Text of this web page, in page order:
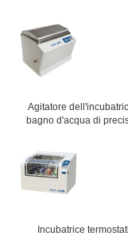
Agitatore
bagno d'acqua di
Incubatrice